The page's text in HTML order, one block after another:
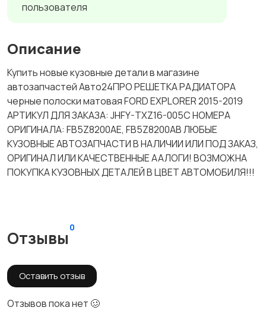
пользователя
Описание
Купить новые кузовные детали в магазине
автозапчастей Авто24ПРО РЕШЕТКА РАДИАТОРА
черные полоски матовая FORD EXPLORER 2015-2019
АРТИКУЛ ДЛЯ ЗАКАЗА: JHFY-TXZ16-005C НОМЕРА
ОРИГИНАЛА: FB5Z8200AE, FB5Z8200AB ЛЮБЫЕ
КУЗОВНЫЕ АВТОЗАПЧАСТИ В НАЛИЧИИ ИЛИ ПОД ЗАКАЗ,
ОРИГИНАЛ ИЛИ КАЧЕСТВЕННЫЕ ААЛОГИ! ВОЗМОЖНА
ПОКУПКА КУЗОВНЫХ ДЕТАЛЕЙ В ЦВЕТ АВТОМОБИЛЯ!!!
Отзывы
0
Оставить отзыв
Отзывов пока нет 🥴